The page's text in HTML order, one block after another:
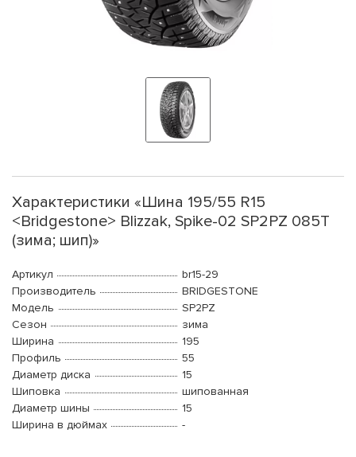
Характеристики «Шина 195/55 R15
<Bridgestone> Blizzak, Spike-02 SP2PZ 085T
(зима; шип)»
Артикул
br15-29
Производитель
BRIDGESTONE
Модель
SP2PZ
Сезон
зима
Ширина
195
Профиль
55
Диаметр диска
15
Шиповка
шипованная
Диаметр шины
15
Ширина в дюймах
-